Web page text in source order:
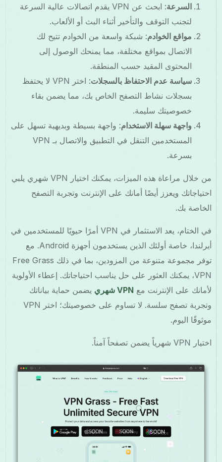
السرعة
: ابحث عن VPN يقدم اتصالات عالية السرعة
لتجنب التوقف والتأخير أثناء البث أو الألعاب.
مواقع الخوادم: شبكة واسعة من الخوادم تتيح لك
الاتصال بمواقع مختلفة، مما يمنحك الوصول إلى
المحتوى المقيد حسب المنطقة.
سياسة عدم الاحتفاظ بالسجلات
: اختر VPN لا يحتفظ
بسجلات نشاط التصفح الخاص بك، مما يضمن بقاء
خصوصيتك سليمة.
واجهة سهلة الاستخدام: واجهة بسيطة وبديهية تسهل على
المستخدمين التنقل في التطبيق والاتصال بـ VPN
بسرعة.
من خلال مراعاة هذه الميزات، يمكنك اختيار VPN شهري يلبي
احتياجاتك ويعزز أيضًا أمانك على الإنترنت وتجربة التصفح
الخاصة بك.
في الختام، يعد الاستثمار في VPN أمرًا حيويًا للمستخدمين في
أيرلندا، خاصة أولئك الذين يستخدمون أجهزة Android. مع
توفر مجموعة متنوعة من المزودين، بما في ذلك Free Grass
VPN، يمكنك العثور على حل يناسب احتياجاتك. إعطاء الأولوية
لأمانك على الإنترنت مع VPN شهري
يضمن حماية بياناتك
وتجربة تصفح سلسة. لا تساوم على خصوصيتك؛ اختر VPN
موثوقًا اليوم.
اختيار VPN شهرياً يضمن تصفحاً آمناً.